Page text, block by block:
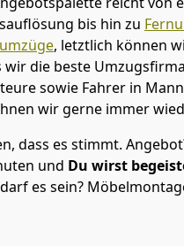
bis hin zu
, letztlich können
wir die beste
sowie Fahrer in
wir gerne immer
dass es stimmt.
und Du wirst
es sein?